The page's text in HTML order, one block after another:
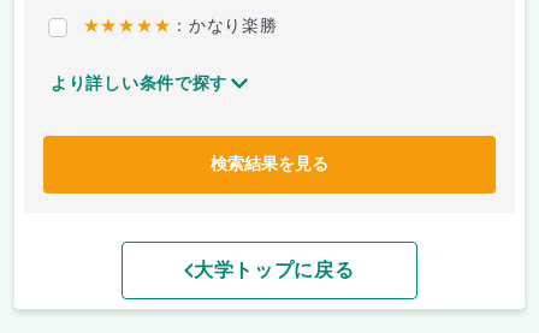
★★★★★ ：かなり楽勝
より詳しい条件で探す
検索結果を見る
大学トップに戻る